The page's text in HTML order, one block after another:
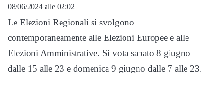
08/06/2024 alle 02:02
Le Elezioni Regionali si svolgono
contemporaneamente alle Elezioni Europee e alle
Elezioni Amministrative. Si vota sabato 8 giugno
dalle 15 alle 23 e domenica 9 giugno dalle 7 alle 23.